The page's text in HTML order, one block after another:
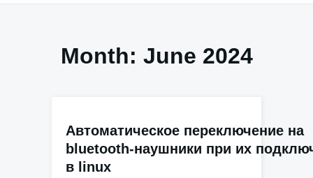
Month: June 2024
Автоматическое переключение на
bluetooth-наушники при их
в linux